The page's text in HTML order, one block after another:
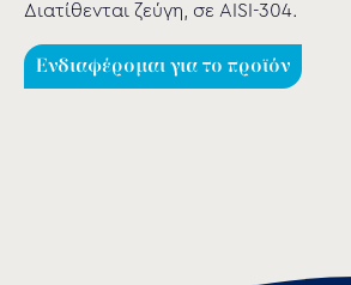
Διατίθενται ζεύγη, σε AISI-304.
Ενδιαφέρομαι για το προϊόν